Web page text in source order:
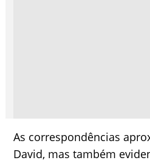
As correspondências
David, mas também